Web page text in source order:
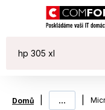
Domů ...